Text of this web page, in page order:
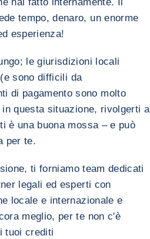
tempo, denaro, un enorme
esperienza!
le giurisdizioni locali
sono difficili da
di pagamento sono molto
questa situazione, rivolgerti a
è una buona mossa – e può
per te.
ti forniamo team dedicati
legali ed esperti con
locale e internazionale e
meglio, per te non c'è
tuoi crediti